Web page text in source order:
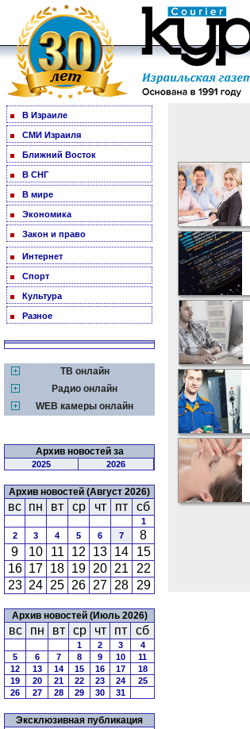
В Израиле
СМИ Израиля
Ближний Восток
В СНГ
В мире
Экономика
Закон и право
Интернет
Спорт
Культура
Разное
ТВ онлайн
Радио онлайн
WEB камеры онлайн
Архив новостей за
2025 2026
Архив новостей (Август 2026)
вс пн вт ср чт пт сб
1
2
3 4 5 6 7
8
9
10 11 12 13 14
15
16 17 18 19 20 21
22
23 24 25 26 27 28 29
Архив новостей (Июль 2026)
вс пн вт ср чт пт сб
1 2 3
4
5
6 7 8 9 10
11
12
13 14 15 16 17
18
19
20 21 22 23 24
25
26
27 28 29 30 31
Эксклюзивная публикация